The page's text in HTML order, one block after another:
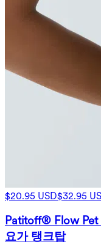
$20.95 USD$32.95
Patitoff® Flow
요가 탱크탑